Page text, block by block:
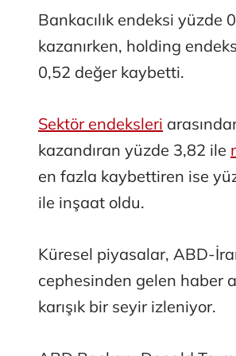
Bankacılık endeksi yüzde
kazanırken, holding
0,52 değer kaybetti.
Sektör endeksleri
kazandıran yüzde 3,82 ile
en fazla kaybettiren ise
ile inşaat oldu.
Küresel piyasalar, ABD-
cephesinden gelen haber
karışık bir seyir izleniyor.
Tunca
Ali